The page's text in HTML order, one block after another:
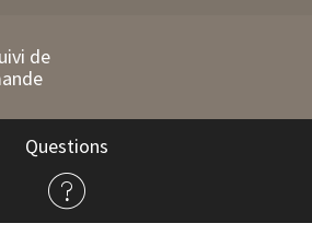
de
Questions
l'admission